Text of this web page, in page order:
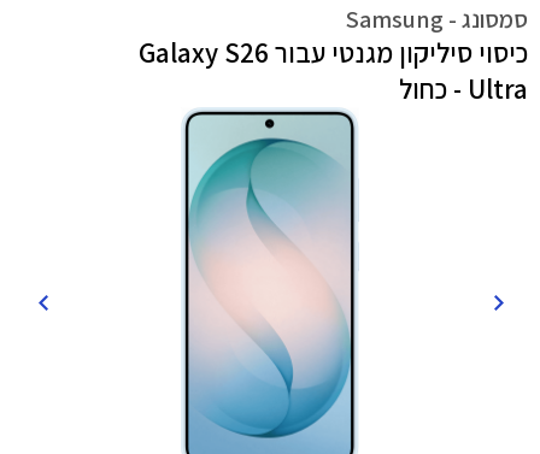
סמסונג - Samsung
כיסוי סיליקון מגנטי עבור Galaxy S26
Ultra - כחול